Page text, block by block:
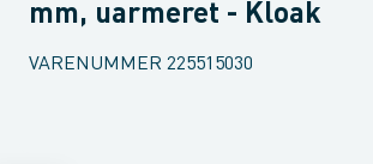
mm, uarmeret - Kloak
VARENUMMER 225515030